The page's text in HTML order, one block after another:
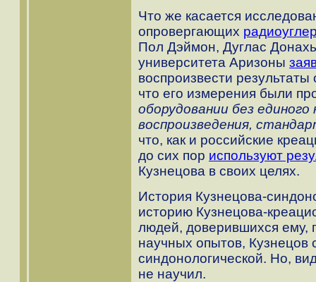
Что же касается
опровергающих
Пол Дэймон, Дуглас
университета Аризоны
воспроизвести
что его измерения были
оборудовании без
воспроизведения,
что, как и российские
до сих пор используют
Кузнецова в своих целях.
История Кузнецова-
историю Кузнецова-
людей, доверившихся ему,
научных опытов, Кузнецов
синдонологической. Но,
не научил.